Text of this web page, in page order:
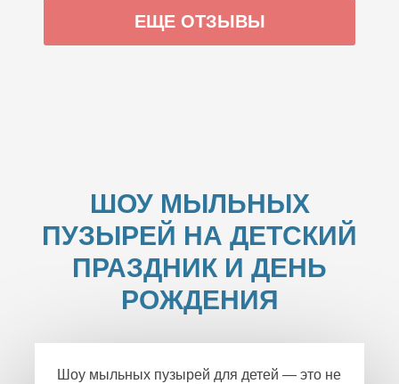
ЕЩЕ ОТЗЫВЫ
ШОУ МЫЛЬНЫХ
ПУЗЫРЕЙ НА ДЕТСКИЙ
ПРАЗДНИК И ДЕНЬ
РОЖДЕНИЯ
Шоу мыльных пузырей для детей — это не